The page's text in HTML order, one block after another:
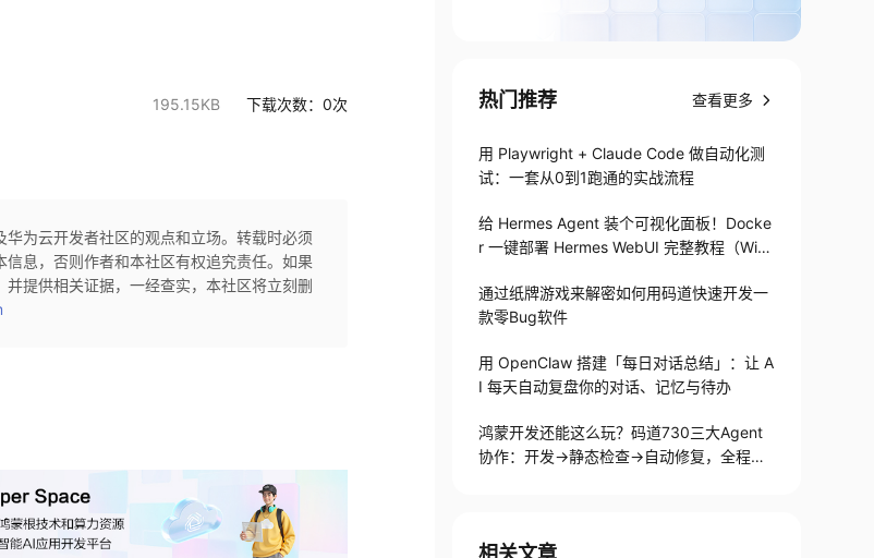
195.15KB 下载次数： 0次
华为云开发者社区的观点和立场。转载时必须
息，否则作者和本社区有权追究责任。如果
提供相关证据，一经查实，本社区将立刻删
热门推荐 查看更多
用 Playwright + Claude Code 做自动化测
试：一套从0到1跑通的实战流程
给 Hermes Agent 装个可视化面板！Docke
r 一键部署 Hermes WebUI 完整教程（Win
通过纸牌游戏来解密如何用码道快速开发一
款零Bug软件
用 OpenClaw 搭建「每日对话总结」：让 A
I 每天自动复盘你的对话、记忆与待办
鸿蒙开发还能这么玩？码道730三大Agent
协作：开发→静态检查→自动修复，全程不
相关文章